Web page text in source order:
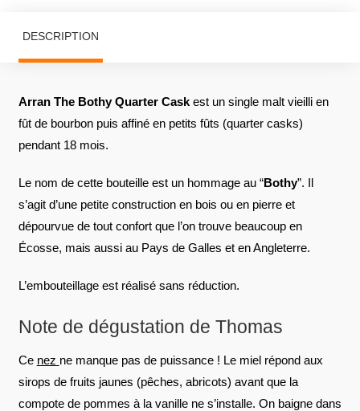
DESCRIPTION
Arran The Bothy Quarter Caskest un single malt vieilli en
fût de bourbon puis affiné en petits fûts (quarter casks)
pendant 18 mois.
Le nom de cette bouteille est un hommage au “Bothy”. Il
s’agit d’une petite construction en bois ou en pierre et
dépourvue de tout confort que l’on trouve beaucoup en
Écosse, mais aussi au Pays de Galles et en Angleterre.
L’embouteillage est réalisé sans réduction.
Note de dégustation de Thomas
Ce nez ne manque pas de puissance ! Le miel répond aux
sirops de fruits jaunes (pêches, abricots) avant que la
compote de pommes à la vanille ne s’installe. On baigne dans